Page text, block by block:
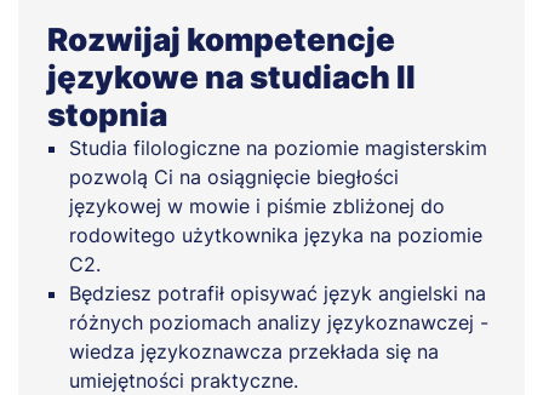
Rozwijaj kompetencje
językowe na studiach II
stopnia
Studia filologiczne na poziomie magisterskim
pozwolą Ci na osiągnięcie biegłości
językowej w mowie i piśmie zbliżonej do
rodowitego użytkownika języka na poziomie
C2.
Będziesz potrafił opisywać język angielski na
różnych poziomach analizy językoznawczej -
wiedza językoznawcza przekłada się na
umiejętności praktyczne.